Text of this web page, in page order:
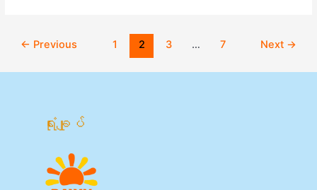
← Previous 1 2 3 … 7 Next →
ရုံးချုပ်